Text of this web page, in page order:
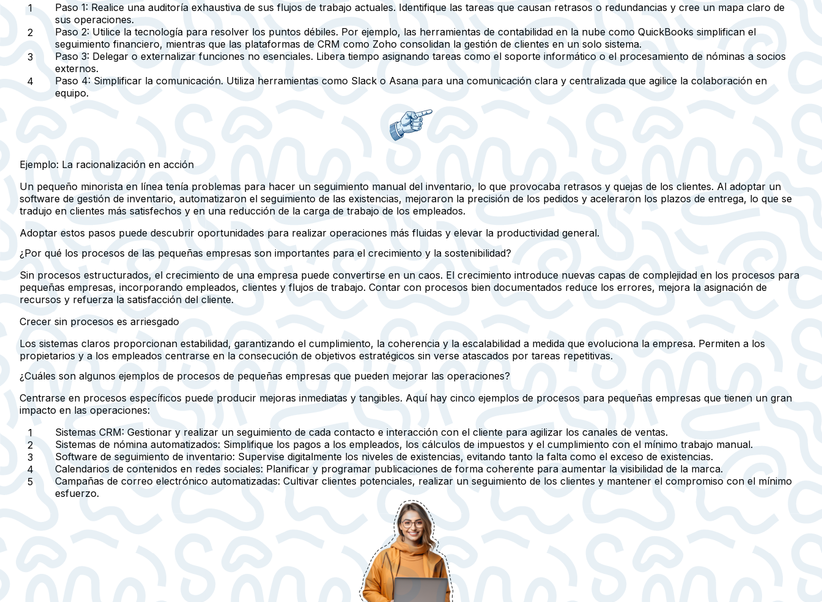
Paso 1: Realice una auditoría exhaustiva de sus flujos de trabajo actuales. Identifique las tareas que causan retrasos o redundancias y cree un mapa claro de
sus operaciones.
Paso 2: Utilice la tecnología para resolver los puntos débiles. Por ejemplo, las herramientas de contabilidad en la nube como QuickBooks simplifican el
seguimiento financiero, mientras que las plataformas de CRM como Zoho consolidan la gestión de clientes en un solo sistema.
Paso 3: Delegar o externalizar funciones no esenciales. Libera tiempo asignando tareas como el soporte informático o el procesamiento de nóminas a socios
externos.
Paso 4: Simplificar la comunicación. Utiliza herramientas como Slack o Asana para una comunicación clara y centralizada que agilice la colaboración en
equipo.
Ejemplo: La racionalización en acción
Un pequeño minorista en línea tenía problemas para hacer un seguimiento manual del inventario, lo que provocaba retrasos y quejas de los clientes. Al adoptar un
software de gestión de inventario, automatizaron el seguimiento de las existencias, mejoraron la precisión de los pedidos y aceleraron los plazos de entrega, lo que se
tradujo en clientes más satisfechos y en una reducción de la carga de trabajo de los empleados.
Adoptar estos pasos puede descubrir oportunidades para realizar operaciones más fluidas y elevar la productividad general.
¿Por qué los procesos de las pequeñas empresas son importantes para el crecimiento y la sostenibilidad?
Sin procesos estructurados, el crecimiento de una empresa puede convertirse en un caos. El crecimiento introduce nuevas capas de complejidad en los procesos para
pequeñas empresas, incorporando empleados, clientes y flujos de trabajo. Contar con procesos bien documentados reduce los errores, mejora la asignación de
recursos y refuerza la satisfacción del cliente.
Crecer sin procesos es arriesgado
Los sistemas claros proporcionan estabilidad, garantizando el cumplimiento, la coherencia y la escalabilidad a medida que evoluciona la empresa. Permiten a los
propietarios y a los empleados centrarse en la consecución de objetivos estratégicos sin verse atascados por tareas repetitivas.
¿Cuáles son algunos ejemplos de procesos de pequeñas empresas que pueden mejorar las operaciones?
Centrarse en procesos específicos puede producir mejoras inmediatas y tangibles. Aquí hay cinco ejemplos de procesos para pequeñas empresas que tienen un gran
impacto en las operaciones:
Sistemas CRM: Gestionar y realizar un seguimiento de cada contacto e interacción con el cliente para agilizar los canales de ventas.
Sistemas de nómina automatizados: Simplifique los pagos a los empleados, los cálculos de impuestos y el cumplimiento con el mínimo trabajo manual.
Software de seguimiento de inventario: Supervise digitalmente los niveles de existencias, evitando tanto la falta como el exceso de existencias.
Calendarios de contenidos en redes sociales: Planificar y programar publicaciones de forma coherente para aumentar la visibilidad de la marca.
Campañas de correo electrónico automatizadas: Cultivar clientes potenciales, realizar un seguimiento de los clientes y mantener el compromiso con el mínimo
esfuerzo.